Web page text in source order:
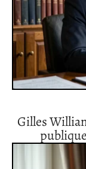
Gilles